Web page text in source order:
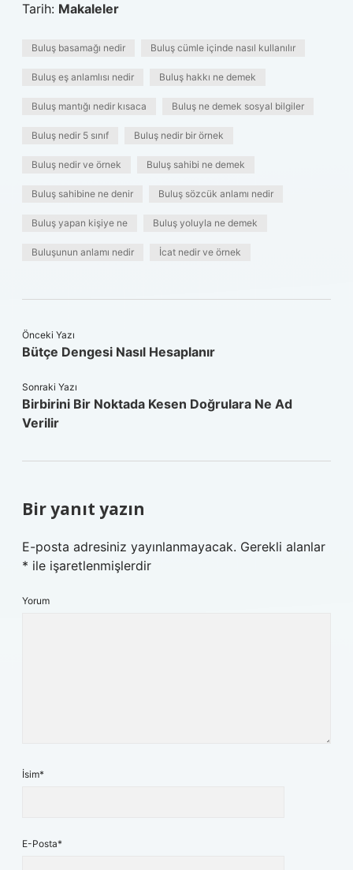
Tarih: Makaleler
Buluş basamağı nedir Buluş cümle içinde nasıl kullanılır
Buluş eş anlamlısı nedir Buluş hakkı ne demek
Buluş mantığı nedir kısaca Buluş ne demek sosyal bilgiler
Buluş nedir 5 sınıf Buluş nedir bir örnek
Buluş nedir ve örnek Buluş sahibi ne demek
Buluş sahibine ne denir Buluş sözcük anlamı nedir
Buluş yapan kişiye ne Buluş yoluyla ne demek
Buluşunun anlamı nedir İcat nedir ve örnek
Önceki Yazı
Bütçe Dengesi Nasıl Hesaplanır
Sonraki Yazı
Birbirini Bir Noktada Kesen Doğrulara Ne Ad
Verilir
Bir yanıt yazın
E-posta adresiniz yayınlanmayacak. Gerekli alanlar
* ile işaretlenmişlerdir
Yorum
İsim*
E-Posta*